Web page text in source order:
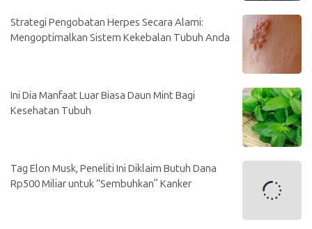
Strategi Pengobatan Herpes Secara Alami:
Mengoptimalkan Sistem Kekebalan Tubuh Anda
Ini Dia Manfaat Luar Biasa Daun Mint Bagi
Kesehatan Tubuh
Tag Elon Musk, Peneliti Ini Diklaim Butuh Dana
Rp500 Miliar untuk “Sembuhkan” Kanker